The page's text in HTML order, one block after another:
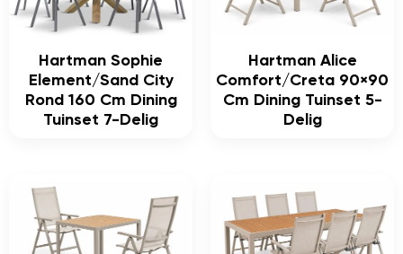
Hartman Sophie
Element/Sand City
Rond 160 Cm Dining
Tuinset 7-Delig
Hartman Alice
Comfort/Creta 90×90
Cm Dining Tuinset 5-
Delig